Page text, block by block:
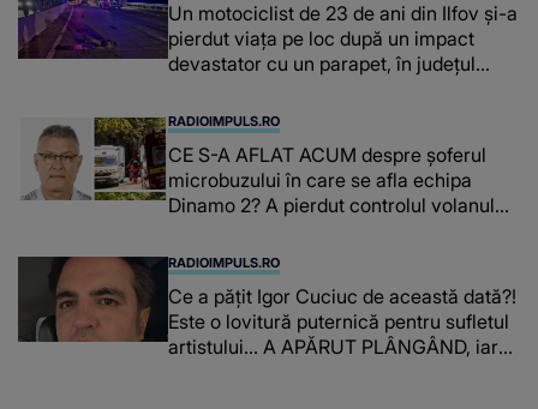
Un motociclist de 23 de ani din Ilfov și-a
pierdut viața pe loc după un impact
devastator cu un parapet, în județul
RADIOIMPULS.RO
CE S-A AFLAT ACUM despre şoferul
microbuzului în care se afla echipa
Dinamo 2? A pierdut controlul volanului,
moartea lui Constantin Covaciu: "Tot ce
ai făcut pentru..."
RADIOIMPULS.RO
Ce a pățit Igor Cuciuc de această dată?!
Este o lovitură puternică pentru sufletul
artistului... A APĂRUT PLÂNGÂND, iar